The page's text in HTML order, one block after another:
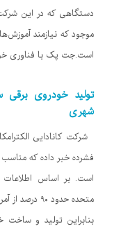
دستگاهی که در این
موجود که نیازمند
است.جت پک با فناوری
تولید خودروی
شهری
شرکت کانادایی
فشرده خبر داده که
است. بر اساس اطلاعات
متحده حدود
بنابراین تولید و